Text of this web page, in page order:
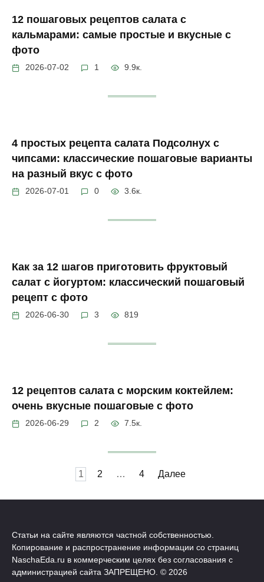
12 пошаговых рецептов салата с
кальмарами: самые простые и вкусные с
фото
2026-07-02 1 9.9к.
4 простых рецепта салата Подсолнух с
чипсами: классические пошаговые варианты
на разный вкус с фото
2026-07-01 0 3.6к.
Как за 12 шагов приготовить фруктовый
салат с йогуртом: классический пошаговый
рецепт с фото
2026-06-30 3 819
12 рецептов салата с морским коктейлем:
очень вкусные пошаговые с фото
2026-06-29 2 7.5к.
1 2 … 4 Далее
Статьи на сайте являются частной собственностью.
Копирование и распространение информации со страниц
NaschaEda.ru в коммерческим целях без согласования с
администрацией сайта ЗАПРЕЩЕНО. © 2026